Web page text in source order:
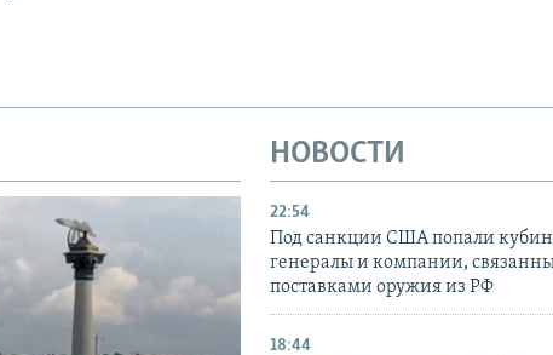
НОВОСТИ
22:54
Под санкции США попали
генералы и компании,
поставками оружия из РФ
18:44